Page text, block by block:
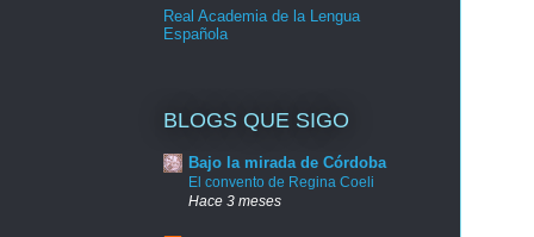
Real Academia de la Lengua
Española
BLOGS QUE SIGO
Bajo la mirada de Córdoba
El convento de Regina Coeli
Hace 3 meses